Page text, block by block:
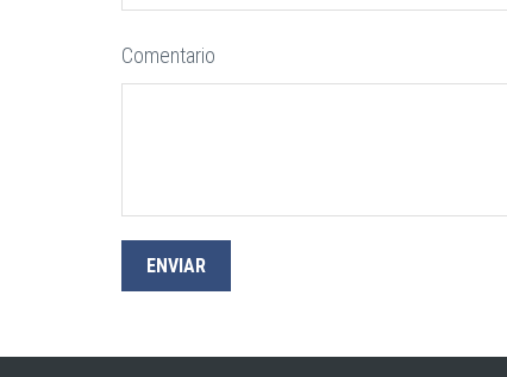
Comentario